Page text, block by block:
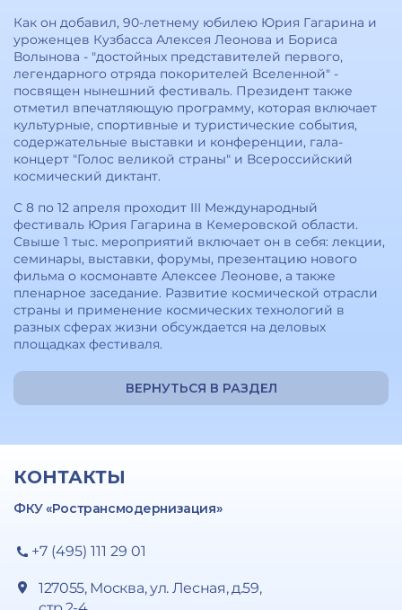
Как он добавил, 90-летнему юбилею Юрия Гагарина и
уроженцев Кузбасса Алексея Леонова и Бориса
Волынова - "достойных представителей первого,
легендарного отряда покорителей Вселенной" -
посвящен нынешний фестиваль. Президент также
отметил впечатляющую программу, которая включает
культурные, спортивные и туристические события,
содержательные выставки и конференции, гала-
концерт "Голос великой страны" и Всероссийский
космический диктант.
С 8 по 12 апреля проходит III Международный
фестиваль Юрия Гагарина в Кемеровской области.
Свыше 1 тыс. мероприятий включает он в себя: лекции,
семинары, выставки, форумы, презентацию нового
фильма о космонавте Алексее Леонове, а также
пленарное заседание. Развитие космической отрасли
страны и применение космических технологий в
разных сферах жизни обсуждается на деловых
площадках фестиваля.
ВЕРНУТЬСЯ В РАЗДЕЛ
КОНТАКТЫ
ФКУ «Ространсмодернизация»
+7 (495) 111 29 01
127055, Москва, ул. Лесная, д.59,